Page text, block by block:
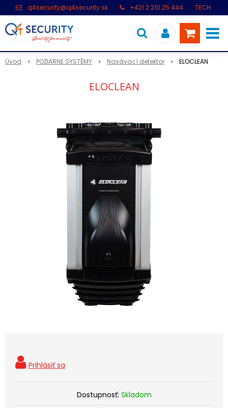
q4security@q4security.sk +421 2 210 25 444
TECH.
Úvod POŽIARNE SYSTÉMY Nasávací detektor ELOCLEAN
ELOCLEAN
Dostupnosť: Skladom